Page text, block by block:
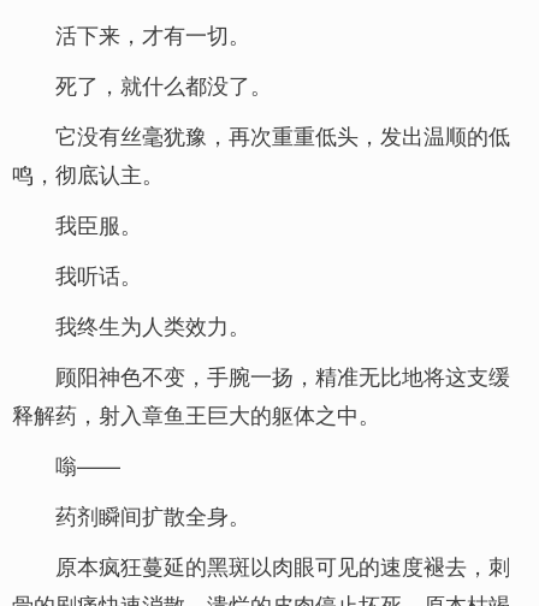
活下来，才有一切。
死了，就什么都没了。
它没有丝毫犹豫，再次重重低头，发出温顺的低
鸣，彻底认主。
我臣服。
我听话。
我终生为人类效力。
顾阳神色不变，手腕一扬，精准无比地将这支缓
释解药，射入章鱼王巨大的躯体之中。
嗡——
药剂瞬间扩散全身。
原本疯狂蔓延的黑斑以肉眼可见的速度褪去，刺